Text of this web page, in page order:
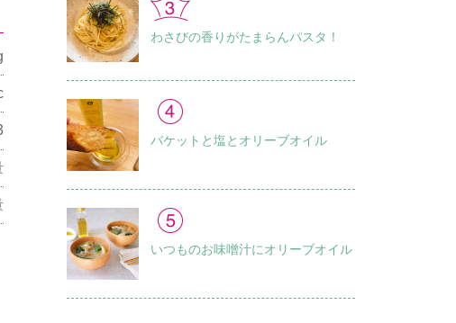
わさびの香りがたまらんパスタ！
バケットと塩とオリーブオイル
いつものお味噌汁に オリーブオイル